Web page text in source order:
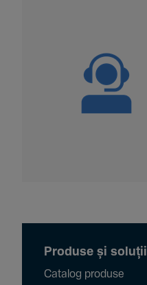
Produse și soluții
Catalog produse